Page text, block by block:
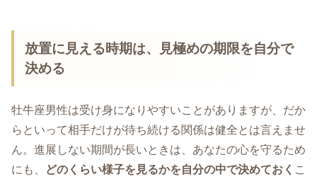
放置に見える時期は、見極めの期限を自分で
決める
牡牛座男性は受け身になりやすいことがありますが、だか
らといって相手だけが待ち続ける関係は健全とは言えませ
ん。進展しない期間が長いときは、あなたの心を守るため
にも、
どのくらい様子を見るかを自分の中で決めておく こ